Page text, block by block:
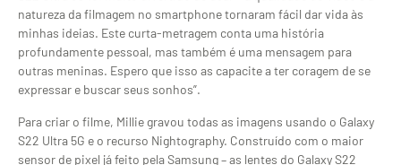
natureza da filmagem no smartphone tornaram fácil dar vida às
minhas ideias. Este curta-metragem conta uma história
profundamente pessoal, mas também é uma mensagem para
outras meninas. Espero que isso as capacite a ter coragem de se
expressar e buscar seus sonhos”.
Para criar o filme, Millie gravou todas as imagens usando o Galaxy
S22 Ultra 5G e o recurso Nightography. Construído com o maior
sensor de pixel já feito pela Samsung – as lentes do Galaxy S22